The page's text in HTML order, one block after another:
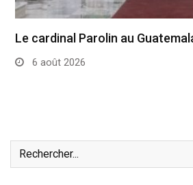
Le cardinal Parolin au Guatemala
6 août 2026